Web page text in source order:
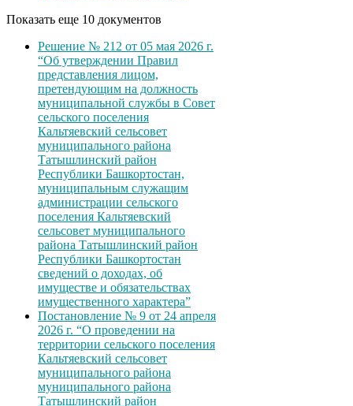
Показать еще 10 документов
Решение № 212 от 05 мая 2026 г.
“Об утверждении Правил
представления лицом,
претендующим на должность
муниципальной службы в Совет
сельского поселения
Кальтяевский сельсовет
муниципального района
Татышлинский район
Республики Башкортостан,
муниципальным служащим
администрации сельского
поселения Кальтяевский
сельсовет муниципального
района Татышлинский район
Республики Башкортостан
сведений о доходах, об
имуществе и обязательствах
имущественного характера”
Постановление № 9 от 24 апреля
2026 г. “О проведении на
территории сельского поселения
Кальтяевский сельсовет
муниципального района
муниципального района
Татышлинский район